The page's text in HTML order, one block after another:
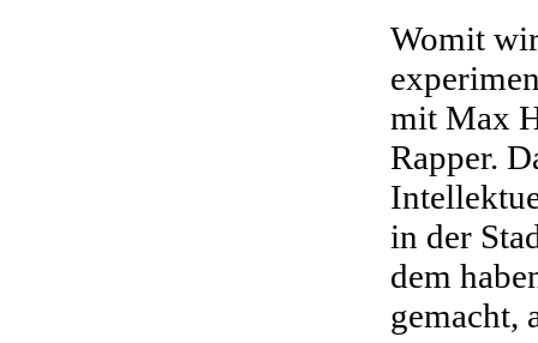
Womit
mit Max
Rapper.
in der
dem
gemacht,